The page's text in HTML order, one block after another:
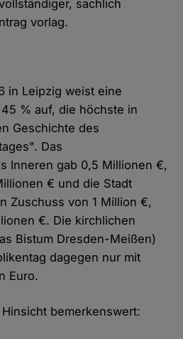
sachlich
vorlag.
in Leipzig weist eine
% auf, die höchste in
Geschichte des
Das
Inneren gab 0,5 Millionen €,
€ und die Stadt
Zuschuss von 1 Million €,
€. Die kirchlichen
Bistum Dresden-Meißen)
dagegen nur mit
Euro.
bemerkenswert: